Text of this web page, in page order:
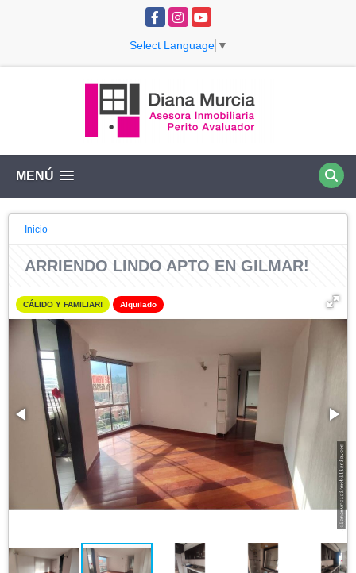
Facebook
InstagramYouTube
Select Language ▼
MENÚ
Inicio
ARRIENDO LINDO APTO EN GILMAR!
CÁLIDO Y FAMILIAR! Alquilado